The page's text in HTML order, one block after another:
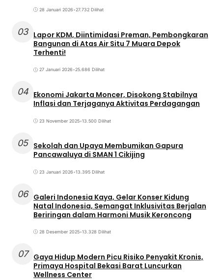
28 Januari 2026•27.732 Dilihat
03 Lapor KDM, Diintimidasi Preman, Pembongkaran
Bangunan di Atas Air Situ 7 Muara Depok
Terhenti!
27 Januari 2026•25.686 Dilihat
04 Ekonomi Jakarta Moncer, Disokong Stabilnya
Inflasi dan Terjaganya Aktivitas Perdagangan
23 November 2025•13.500 Dilihat
05 Sekolah dan Upaya Membumikan Gapura
Pancawaluya di SMAN 1 Cikijing
23 Januari 2026•13.395 Dilihat
06 Galeri Indonesia Kaya, Gelar Konser Kidung
Natal Indonesia, Semangat Inklusivitas Berjalan
Beriringan dalam Harmoni Musik Keroncong
28 Desember 2025•13.328 Dilihat
07
Gaya Hidup Modern Picu Risiko Penyakit Kronis,
Primaya Hospital Bekasi Barat Luncurkan
Wellness Center